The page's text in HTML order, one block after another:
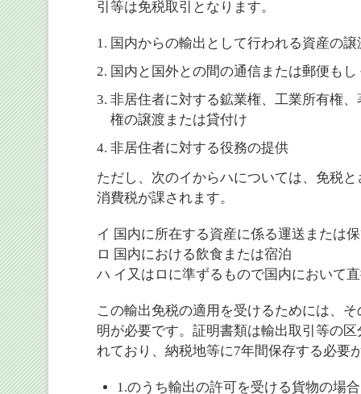
引等は免税取引となります。
国内からの輸出として行われる資産の
国内と国外との間の通信または郵便も
非居住者に対する鉱業権、工業所有権
権の譲渡または貸付け
非居住者に対する役務の提供
ただし、次のイからハについては、免税
消費税が課されます。
イ 国内に所在する資産に係る運送または
ロ 国内における飲食または宿泊
ハ イ又はロに準ずるもので国内において
この輸出免税の適用を受けるためには、
明が必要です。証明書類は輸出取引等の
れており、納税地等に7年間保存する必要
1.のうち輸出の許可を受ける貨物の場